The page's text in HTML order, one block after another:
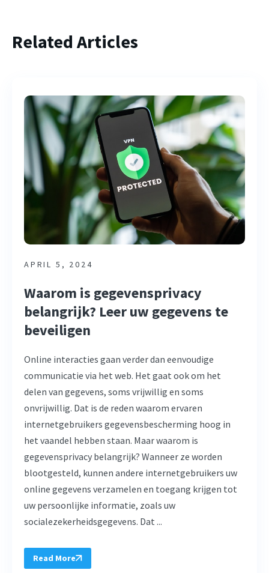
Related Articles
APRIL 5, 2024
Waarom is gegevensprivacy
belangrijk? Leer uw gegevens te
beveiligen
Online interacties gaan verder dan eenvoudige
communicatie via het web. Het gaat ook om het
delen van gegevens, soms vrijwillig en soms
onvrijwillig. Dat is de reden waarom ervaren
internetgebruikers gegevensbescherming hoog in
het vaandel hebben staan. Maar waarom is
gegevensprivacy belangrijk? Wanneer ze worden
blootgesteld, kunnen andere internetgebruikers uw
online gegevens verzamelen en toegang krijgen tot
uw persoonlijke informatie, zoals uw
socialezekerheidsgegevens. Dat ...
Read More